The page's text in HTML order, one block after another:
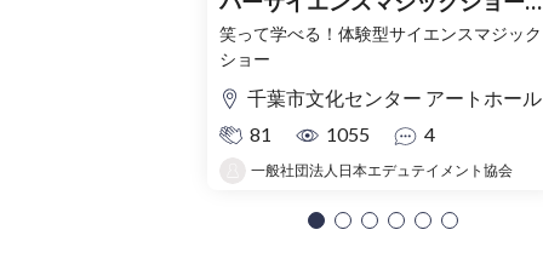
千葉市文化センターアートホー
笑って学べる！体験型サイエンスマジック
ショー
千葉市文化センター アートホール
81
1055 4
一般社団法人日本エデュテイメント協会